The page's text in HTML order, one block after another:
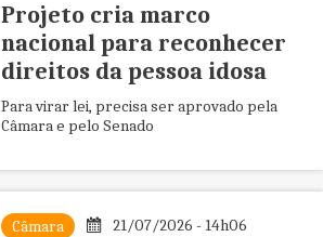
Projeto cria marco
nacional para reconhecer
direitos da pessoa idosa
Para virar lei, precisa ser aprovado pela
Câmara e pelo Senado
Câmara 21/07/2026 - 14h06